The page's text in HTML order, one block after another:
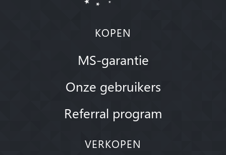
KOPEN
MS-garantie
Onze gebruikers
Referral program
VERKOPEN